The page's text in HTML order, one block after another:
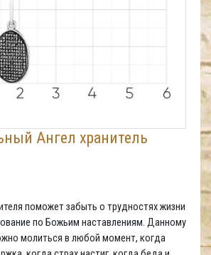
Ангел хранитель
поможет забыть о трудностях жизни
по Божьим наставлениям. Данному
молиться в любой момент, когда